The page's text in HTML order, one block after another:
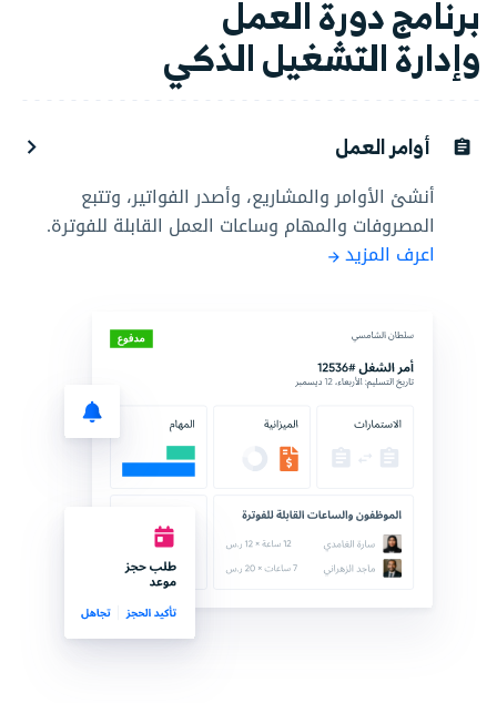
برنامج دورة العمل
وإدارة التشغيل الذكي
أوامر العمل
أنشئ الأوامر والمشاريع، وأصدر الفواتير، وتتبع
المصروفات والمهام وساعات العمل القابلة للفوترة.
اعرف المزيد